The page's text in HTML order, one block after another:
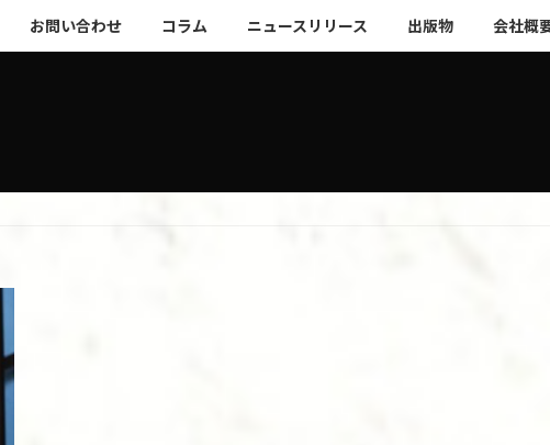
お問い合わせ コラム ニュースリリース 出版物 会社概